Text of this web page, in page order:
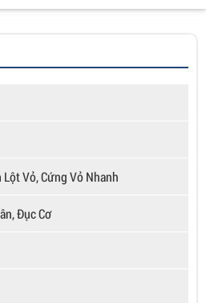
Vỏ, Cứng Vỏ Nhanh
Đục Cơ